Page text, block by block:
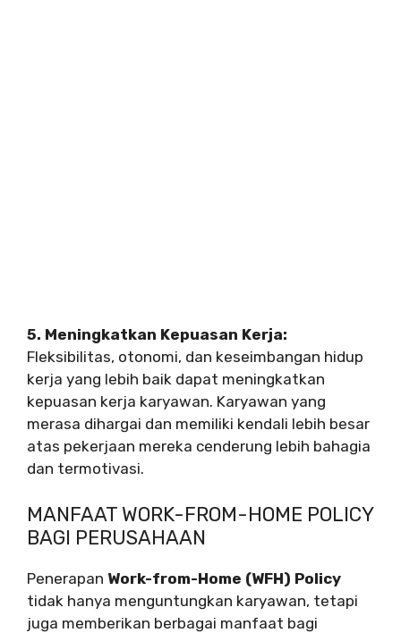
5. Meningkatkan Kepuasan Kerja:
Fleksibilitas, otonomi, dan keseimbangan hidup
kerja yang lebih baik dapat meningkatkan
kepuasan kerja karyawan. Karyawan yang
merasa dihargai dan memiliki kendali lebih besar
atas pekerjaan mereka cenderung lebih bahagia
dan termotivasi.
MANFAAT WORK-FROM-HOME POLICY
BAGI PERUSAHAAN
Penerapan Work-from-Home (WFH) Policy
tidak hanya menguntungkan karyawan, tetapi
juga memberikan berbagai manfaat bagi